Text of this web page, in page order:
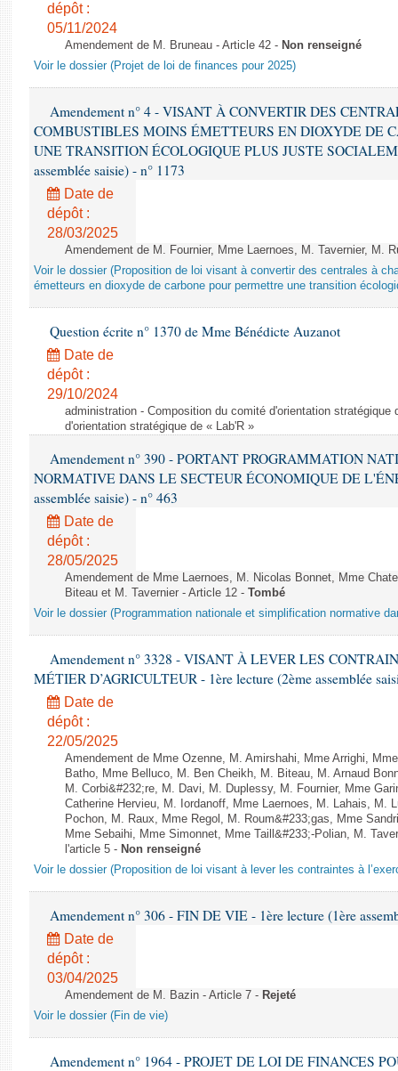
dépôt :
05/11/2024
Amendement de M. Bruneau - Article 42 - Non renseigné
Voir le dossier (Projet de loi de finances pour 2025)
Amendement n° 4 - VISANT À CONVERTIR DES
COMBUSTIBLES MOINS ÉMETTEURS EN DIOXYDE DE
UNE TRANSITION ÉCOLOGIQUE PLUS JUSTE
assemblée saisie) - n° 1173
Date de
dépôt :
28/03/2025
Amendement de M. Fournier, Mme Laernoes, M. Tavernier, M.
Voir le dossier (Proposition de loi visant à convertir des centrales à
émetteurs en dioxyde de carbone pour permettre une transition
Question écrite n° 1370 de Mme Bénédicte Auzanot
Date de
dépôt :
29/10/2024
administration - Composition du comité d'orientation stratégique
d'orientation stratégique de « Lab'R »
Amendement n° 390 - PORTANT PROGRAMMATION
NORMATIVE DANS LE SECTEUR ÉCONOMIQUE DE
assemblée saisie) - n° 463
Date de
dépôt :
28/05/2025
Amendement de Mme Laernoes, M. Nicolas Bonnet, Mme
Biteau et M. Tavernier - Article 12 - Tombé
Voir le dossier (Programmation nationale et simplification normative
Amendement n° 3328 - VISANT À LEVER LES
MÉTIER D’AGRICULTEUR - 1ère lecture (2ème assemblée
Date de
dépôt :
22/05/2025
Amendement de Mme Ozenne, M. Amirshahi, Mme Arrighi,
Batho, Mme Belluco, M. Ben Cheikh, M. Biteau, M. Arnaud
M. Corbi&#232;re, M. Davi, M. Duplessy, M. Fournier, Mme
Catherine Hervieu, M. Iordanoff, Mme Laernoes, M. Lahais, M.
Pochon, M. Raux, Mme Regol, M. Roum&#233;gas, Mme
Mme Sebaihi, Mme Simonnet, Mme Taill&#233;-Polian, M.
l'article 5 - Non renseigné
Voir le dossier (Proposition de loi visant à lever les contraintes à
Amendement n° 306 - FIN DE VIE - 1ère lecture (1ère
Date de
dépôt :
03/04/2025
Amendement de M. Bazin - Article 7 - Rejeté
Voir le dossier (Fin de vie)
Amendement n° 1964 - PROJET DE LOI DE FINANCES